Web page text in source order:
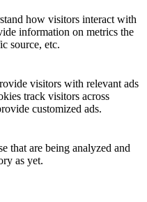
how visitors interact with
information on metrics the
source, etc.
visitors with relevant ads
track visitors across
customized ads.
that are being analyzed and
as yet.